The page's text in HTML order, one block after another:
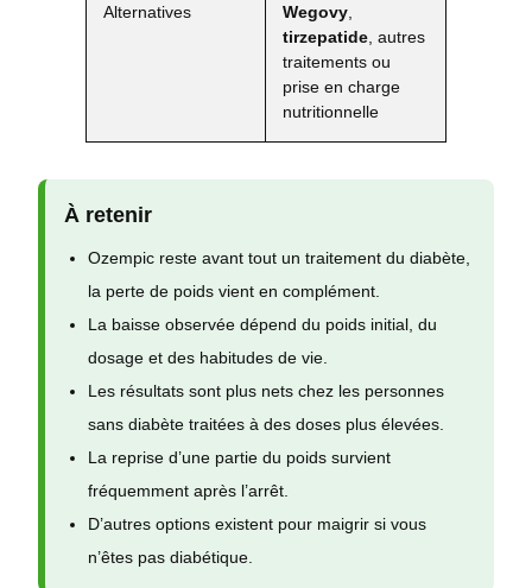
Alternatives Wegovy
tirzepatide , autres
traitements ou
prise en charge
nutritionnelle
À retenir
Ozempic reste avant tout un traitement du diabète,
la perte de poids vient en complément.
La baisse observée dépend du poids initial, du
dosage et des habitudes de vie.
Les résultats sont plus nets chez les personnes
sans diabète traitées à des doses plus élevées.
La reprise d’une partie du poids survient
fréquemment après l’arrêt.
D’autres options existent pour maigrir si vous
n’êtes pas diabétique.